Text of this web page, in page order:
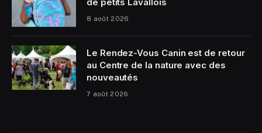
8 août 2026
Le Rendez-Vous Canin est de retour
au Centre de la nature avec des
nouveautés
7 août 2026